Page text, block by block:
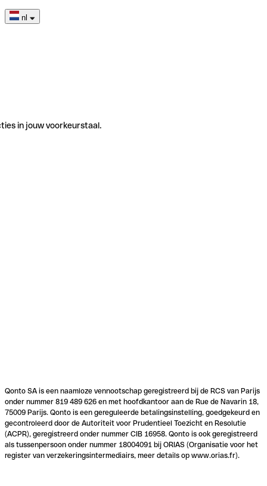
nl
in jouw voorkeurstaal.
Qonto SA is een naamloze vennootschap geregistreerd bij de RCS van Parijs
onder nummer 819 489 626 en met hoofdkantoor aan de Rue de Navarin 18,
75009 Parijs. Qonto is een gereguleerde betalingsinstelling, goedgekeurd en
gecontroleerd door de Autoriteit voor Prudentieel Toezicht en Resolutie
(ACPR), geregistreerd onder nummer CIB 16958. Qonto is ook geregistreerd
als tussenpersoon onder nummer 18004091 bij ORIAS (Organisatie voor het
register van verzekeringsintermediairs, meer details op www.orias.fr).